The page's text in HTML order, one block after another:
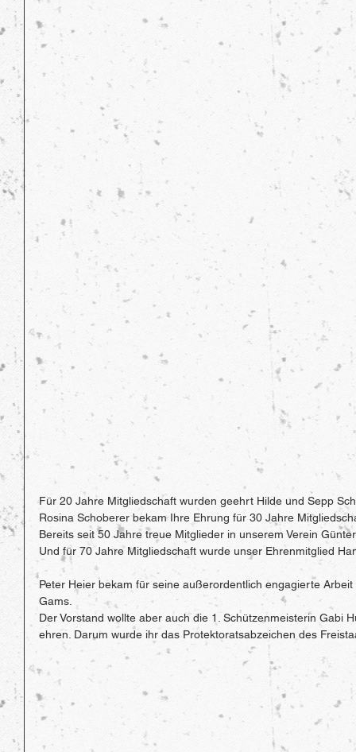
Für 20 Jahre Mitgliedschaft wurden geehrt Hilde und Sepp
Rosina Schoberer bekam Ihre Ehrung für 30 Jahre
Bereits seit 50 Jahre treue Mitglieder in unserem Verein
Und für 70 Jahre Mitgliedschaft wurde unser Ehrenmitglied
Peter Heier bekam für seine außerordentlich engagierte
Gams.
Der Vorstand wollte aber auch die 1. Schützenmeisterin Gabi
ehren. Darum wurde ihr das Protektoratsabzeichen des